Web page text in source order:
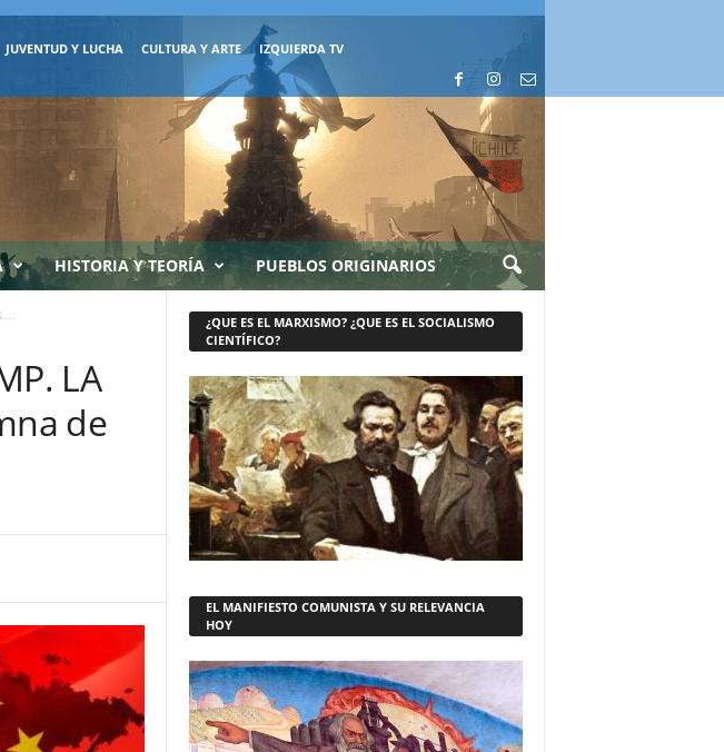
JUVENTUD Y LUCHA CULTURA Y ARTE IZQUIERDA TV
HISTORIA Y TEORÍA PUEBLOS ORIGINARIOS
LA
de
¿QUE ES EL MARXISMO? ¿QUE ES EL SOCIALISMO
CIENTÍFICO?
EL MANIFIESTO COMUNISTA Y SU RELEVANCIA
HOY